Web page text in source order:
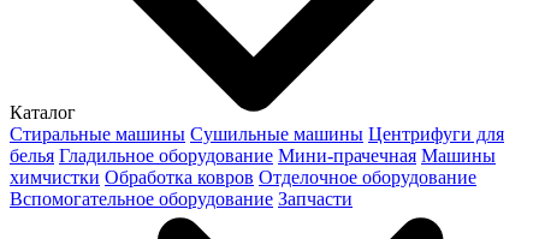
Каталог
Стиральные машины Сушильные машины Центрифуги для
белья Гладильное оборудование Мини-прачечная Машины
химчистки Обработка ковров Отделочное оборудование
Вспомогательное оборудование Запчасти